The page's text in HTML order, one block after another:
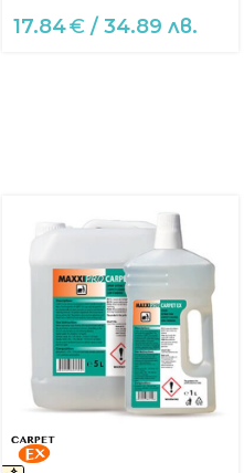
17.84€ / 34.89 лв.